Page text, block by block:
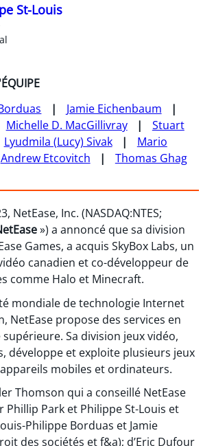
St-Louis
Jamie Eichenbaum
Michelle D. MacGillivray
Stuart
Lyudmila (Lucy) Sivak
Mario
Andrew Etcovitch Thomas Ghag
NetEase, Inc. (NASDAQ:NTES;
») a annoncé que sa division
Games, a acquis SkyBox Labs, un
canadien et co-développeur de
comme Halo et Minecraft.
mondiale de technologie Internet
NetEase propose des services en
Sa division jeux vidéo,
développe et exploite plusieurs jeux
mobiles et ordinateurs.
Thomson qui a conseillé NetEase
Phillip Park et Philippe St-Louis et
Philippe Borduas et Jamie
des sociétés et f&a); d’Eric Dufour